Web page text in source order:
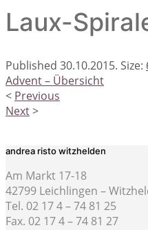
Laux-
Published 30.10.2015. Size:
Advent – Übersicht
< Previous
Next>
andrea risto witzhelden
Am Markt 17-18
42799 Leichlingen –
Tel. 02 17 4 – 74 81 25
Fax. 02 17 4 – 74 81 27